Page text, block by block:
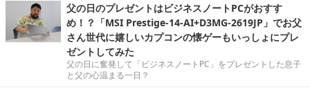
父の日のプレゼントはビジネスノートPCがおすす
め！？「MSI Prestige-14-AI+D3MG-2619JP」でお父
さん世代に嬉しいカプコンの懐ゲーもいっしょにプレ
ゼントしてみた
父の日に奮発して「ビジネスノートPC」をプレゼントした息子
と父の心温まる一日？